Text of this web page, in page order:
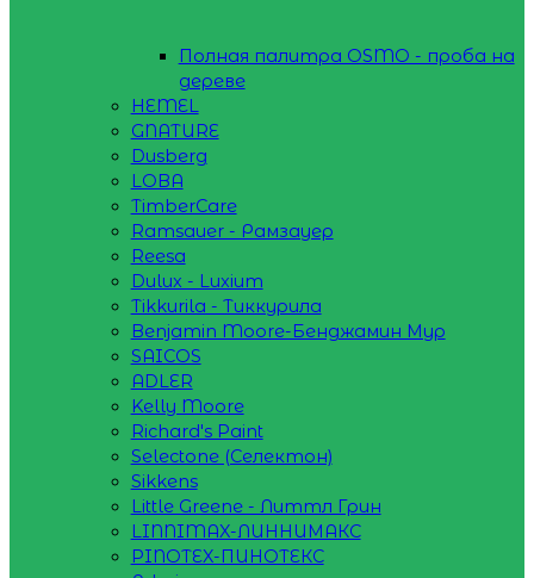
Полная палитра OSMO - проба на
дереве
HEMEL
GNATURE
Dusberg
LOBA
TimberCare
Ramsauer - Рамзауер
Reesa
Dulux - Luxium
Tikkurila - Тиккурила
Benjamin Moore-Бенджамин Мур
SAICOS
ADLER
Kelly Moore
Richard's Paint
Selectone (Селектон)
Sikkens
Little Greene - Литтл Грин
LINNIMAX-ЛИННИМАКС
PINOTEX-ПИНОТЕКС